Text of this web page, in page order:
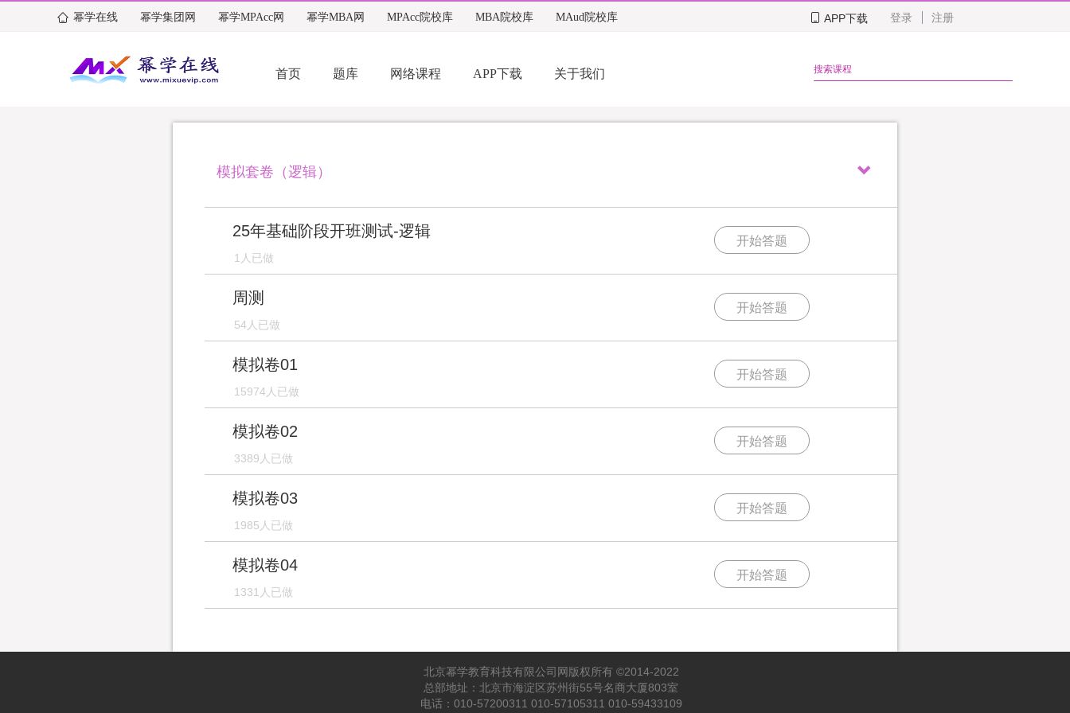
幂学在线 幂学集团网 幂学MPAcc网 幂学MBA网 MPAcc院校库 MBA院校库 MAud院校库 APP下载 登录 注册
首页 题库 网络课程 APP下载 关于我们
模拟套卷（逻辑）
25年基础阶段开班测试-逻辑
1人已做
开始答题
周测
54人已做
开始答题
模拟卷01
15974人已做
开始答题
模拟卷02
3389人已做
开始答题
模拟卷03
1985人已做
开始答题
模拟卷04
1331人已做
开始答题
北京幂学教育科技有限公司网版权所有 ©2014-2022
总部地址：北京市海淀区苏州街55号名商大厦803室
电话：010-57200311 010-57105311 010-59433109